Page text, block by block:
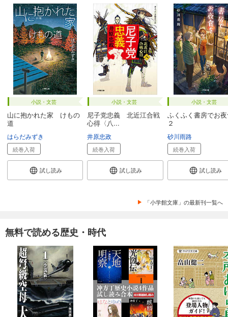
小説・文芸
山に抱かれた家 けもの
道
はらだみずき
続巻入荷
試し読み
小説・文芸
尼子党忠義 北近江合戦
心得〈八...
井原忠政
続巻入荷
試し読み
小説・文芸
ふくふく書房でお
２
砂川雨路
続巻入荷
試し読み
「小学館文庫」の最新刊一覧へ
無料で読める歴史・時代